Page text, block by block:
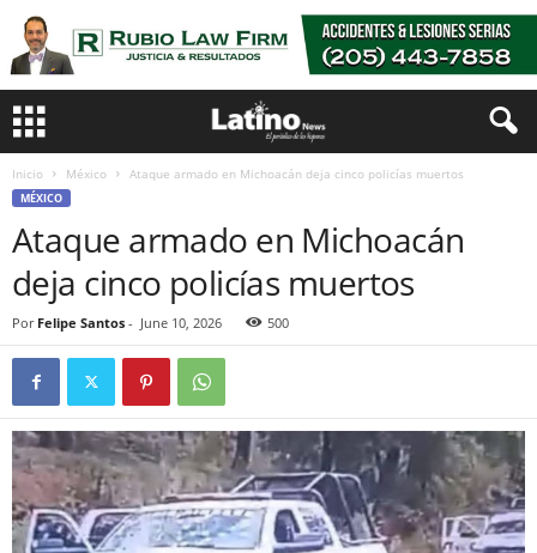
Inicio México Ataque armado en Michoacán deja cinco policías muertos
MÉXICO
Ataque armado en Michoacán
deja cinco policías muertos
Por Felipe Santos - June 10, 2026 500